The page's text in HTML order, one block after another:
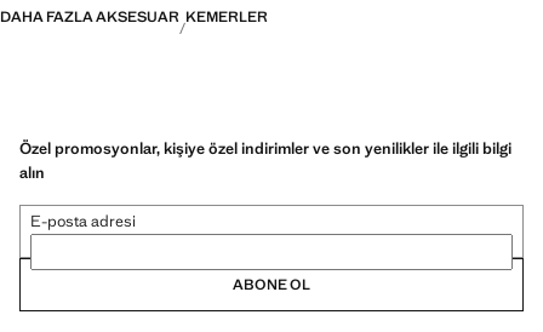
DAHA FAZLA AKSESUAR KEMERLER
Özel promosyonlar, kişiye özel indirimler ve son yenilikler ile ilgili bilgi
alın
E-posta adresi
ABONE OL